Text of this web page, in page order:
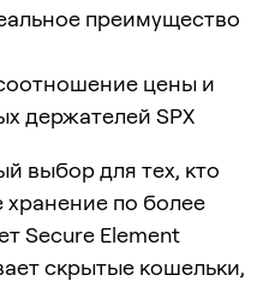
преимущество
цены и
держателей SPX
выбор для тех, кто
по более
Secure Element
скрытые кошельки,